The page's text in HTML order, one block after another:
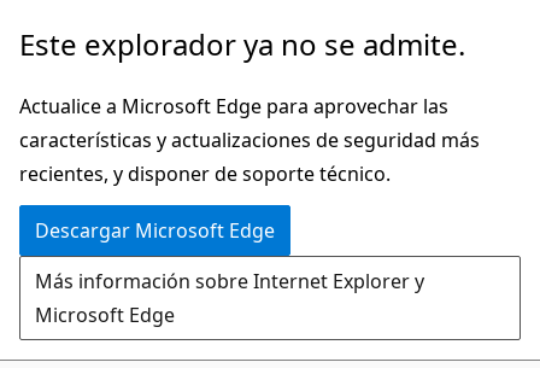
Ir
contenido
principal
Este explorador ya no se admite.
Actualice a Microsoft Edge para aprovechar las
características y actualizaciones de seguridad más
recientes, y disponer de soporte técnico.
Descargar Microsoft Edge
Más información sobre Internet Explorer y
Microsoft Edge